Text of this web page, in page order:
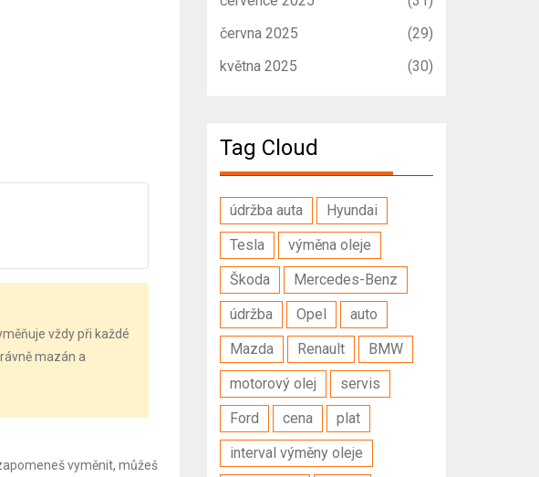
vždy při každé
mazán a
vyměnit, můžeš
června 2025
(29)
května 2025
(30)
Tag Cloud
údržba auta
Hyundai
Tesla
výměna oleje
Škoda
Mercedes-Benz
údržba
Opel
auto
Mazda
Renault
BMW
motorový olej
servis
Ford
cena
plat
interval výměny oleje